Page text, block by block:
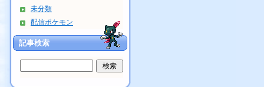
未分類
配信ポケモン
記事検索